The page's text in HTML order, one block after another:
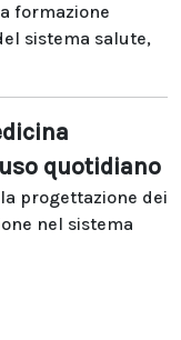
formazione
sistema salute,
quotidiano
progettazione dei
nel sistema